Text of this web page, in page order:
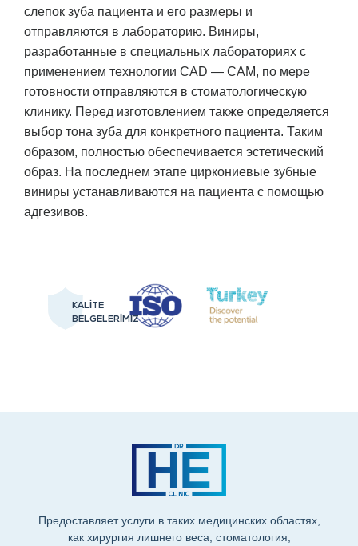
слепок зуба пациента и его размеры и
отправляются в лабораторию. Виниры,
разработанные в специальных лабораториях с
применением технологии CAD — CAM, по мере
готовности отправляются в стоматологическую
клинику. Перед изготовлением также определяется
выбор тона зуба для конкретного пациента. Таким
образом, полностью обеспечивается эстетический
образ. На последнем этапе циркониевые зубные
виниры устанавливаются на пациента с помощью
адгезивов.
KALİTE
BELGELERİMİZ
Предоставляет услуги в таких медицинских областях,
как хирургия лишнего веса, стоматология,